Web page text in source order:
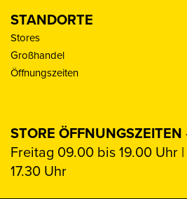
STANDORTE
Stores
Großhandel
Öffnungszeiten
STORE ÖFFNUNGSZEITEN
Freitag 09.00 bis 19.00 Uhr
17.30 Uhr